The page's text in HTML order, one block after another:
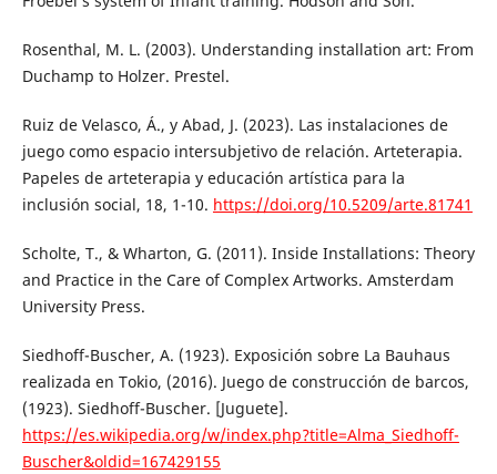
Rosenthal, M. L. (2003). Understanding installation art: From
Duchamp to Holzer. Prestel.
Ruiz de Velasco, Á., y Abad, J. (2023). Las instalaciones de
juego como espacio intersubjetivo de relación. Arteterapia.
Papeles de arteterapia y educación artística para la
inclusión social, 18, 1-10. https://doi.org/10.5209/arte.81741
Scholte, T., & Wharton, G. (2011). Inside Installations: Theory
and Practice in the Care of Complex Artworks. Amsterdam
University Press.
Siedhoff-Buscher, A. (1923). Exposición sobre La Bauhaus
realizada en Tokio, (2016). Juego de construcción de barcos,
(1923). Siedhoff-Buscher. [Juguete].
https://es.wikipedia.org/w/index.php?title=Alma_Siedhoff-
Buscher&oldid=167429155